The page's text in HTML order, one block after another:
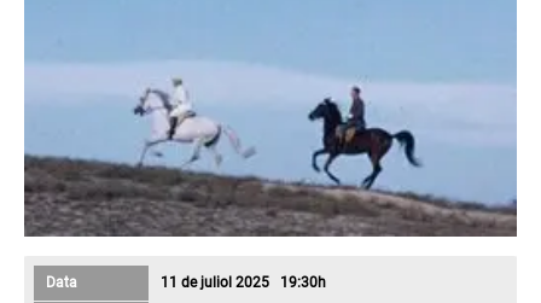
Data 11 de juliol 2025 19:30h